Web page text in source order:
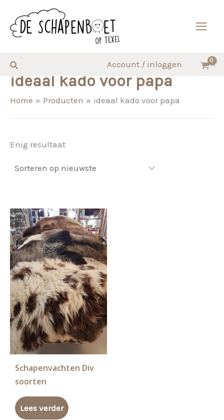
naar
Zoeken Account / inloggen
ideaal kado voor papa
Home Producten ideaal kado voor papa
Enig resultaat
Schapenvachten Div
soorten
Lees verder